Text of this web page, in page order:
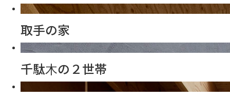
取手の家
千駄木の２世帯